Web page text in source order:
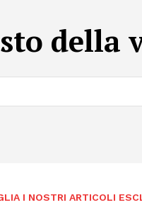
della
I NOSTRI ARTICOLI